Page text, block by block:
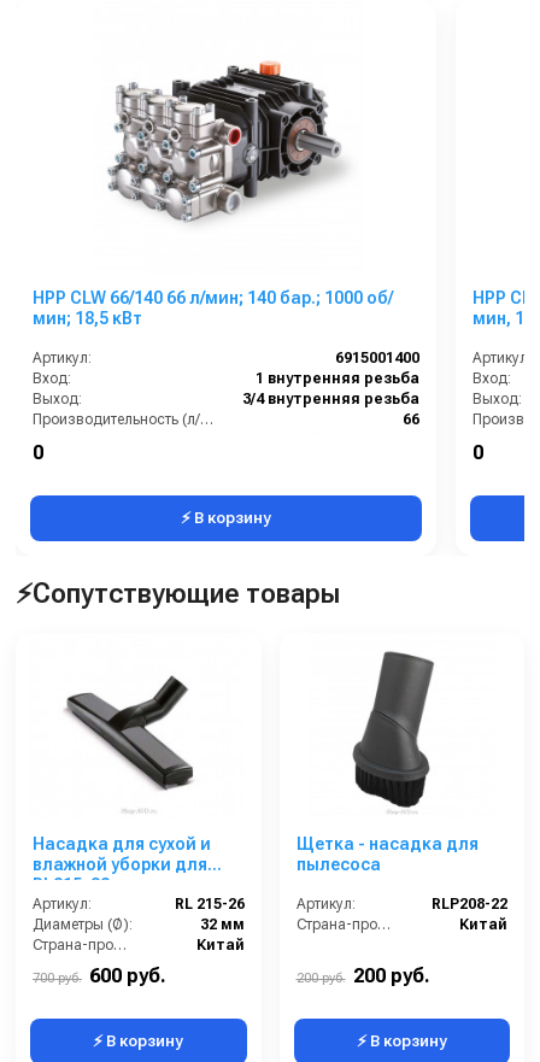
HPP CLW 66/140 66 л/мин; 140 бар.; 1000 об/
мин; 18,5 кВт
Артикул:
6915001400
Вход:
1 внутренняя резьба
Выход:
3/4 внутренняя резьба
Производительность (л/мин):
66
В коробке:
0
⚡ В корзину
HPP
Артикул:
Вход:
Выход:
Вес, кг:
0
⚡Сопутствующие товары
Насадка для сухой и
влажной уборки для
RL215, 32 мм
Артикул:
RL 215-26
Диаметры (Ø):
32 мм
Страна-производитель:
Китай
700 руб. 600 руб.
⚡ В корзину
Щетка - насадка для
пылесоса
Артикул:
RLP208-22
Страна-производитель:
Китай
200 руб. 200 руб.
⚡ В корзину